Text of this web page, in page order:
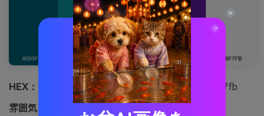
HEX：
#005f73 #0a9396 #9d4edd #5a189a #f6f7fb
雰囲気：
自信、スマート、モダン